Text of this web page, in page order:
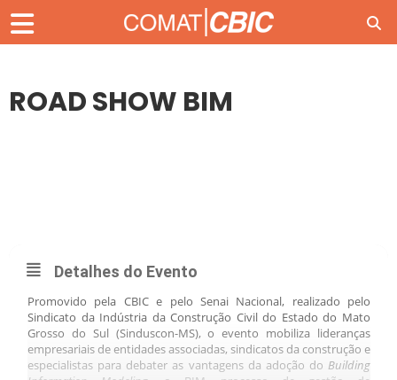
ROAD SHOW BIM
Detalhes do Evento
Promovido pela CBIC e pelo Senai Nacional, realizado pelo
Sindicato da Indústria da Construção Civil do Estado do Mato
Grosso do Sul (Sinduscon-MS), o evento mobiliza lideranças
empresariais de entidades associadas, sindicatos da construção e
especialistas para debater as vantagens da adoção do Building